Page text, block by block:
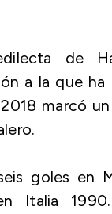
de
a la que
2018 marcó
goles en
Italia